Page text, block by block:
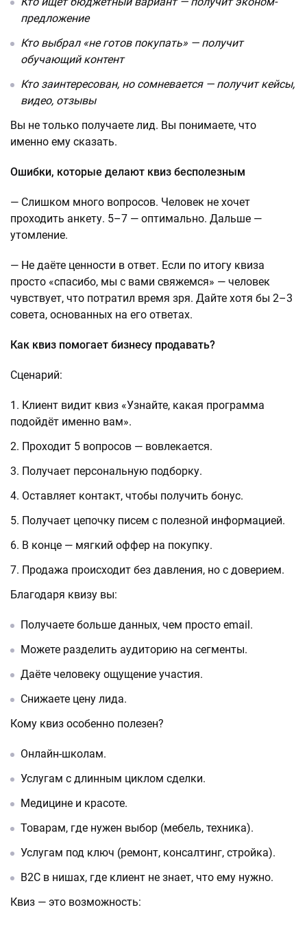
предложение
Кто выбрал «не готов покупать» — получит
обучающий контент
Кто заинтересован, но сомневается — получит кейсы,
видео, отзывы
Вы не только получаете лид. Вы понимаете, что
именно ему сказать.
Ошибки, которые делают квиз бесполезным
— Слишком много вопросов. Человек не хочет
проходить анкету. 5–7 — оптимально. Дальше —
утомление.
— Не даёте ценности в ответ. Если по итогу квиза
просто «спасибо, мы с вами свяжемся» — человек
чувствует, что потратил время зря. Дайте хотя бы 2–3
совета, основанных на его ответах.
Как квиз помогает бизнесу продавать?
Сценарий:
Клиент видит квиз «Узнайте, какая программа
подойдёт именно вам».
Проходит 5 вопросов — вовлекается.
Получает персональную подборку.
Оставляет контакт, чтобы получить бонус.
Получает цепочку писем с полезной информацией.
В конце — мягкий оффер на покупку.
Продажа происходит без давления, но с доверием.
Благодаря квизу вы:
Получаете больше данных, чем просто email.
Можете разделить аудиторию на сегменты.
Даёте человеку ощущение участия.
Снижаете цену лида.
Кому квиз особенно полезен?
Онлайн-школам.
Услугам с длинным циклом сделки.
Медицине и красоте.
Товарам, где нужен выбор (мебель, техника).
Услугам под ключ (ремонт, консалтинг, стройка).
B2C в нишах, где клиент не знает, что ему нужно.
Квиз — это возможность: